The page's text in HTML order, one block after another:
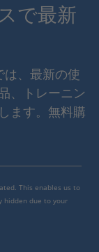
で最新
は、最新の使
、トレーニン
ます。無料購
This enables us to
hidden due to your